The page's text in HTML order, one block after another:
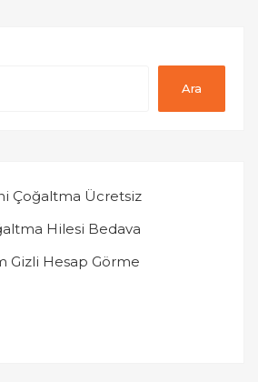
Ara
Çoğaltma Ücretsiz
Hilesi Bedava
Gizli Hesap Görme